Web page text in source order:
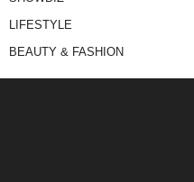
LIFESTYLE
BEAUTY & FASHION